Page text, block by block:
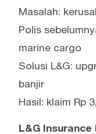
Masalah:
Polis
marine cargo
Solusi L&G:
banjir
Hasil: klaim Rp
L&G